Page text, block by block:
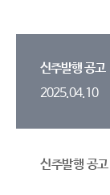
신주발행 공고
2025.04.10
신주발행 공고